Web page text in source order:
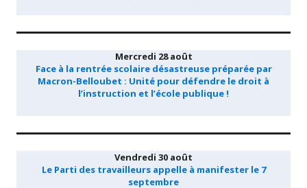
Mercredi 28 août
Face à la rentrée scolaire désastreuse préparée par
Macron-Belloubet : Unité pour défendre le droit à
l’instruction et l’école publique !
Vendredi 30 août
Le Parti des travailleurs appelle à manifester le 7
septembre